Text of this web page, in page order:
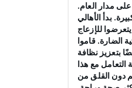
مدار العام.
بدأ الأهالي
للإزعاج
الضارة. قاموا
بتعزيز نظافة
مع هذا
دون القلق من